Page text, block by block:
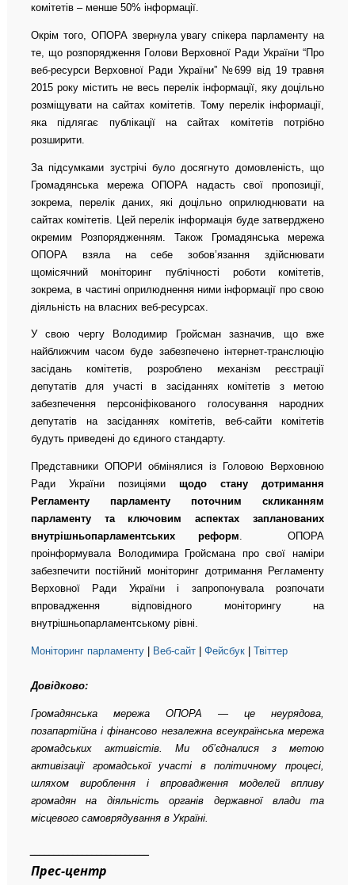
комітетів – менше 50% інформації.
Окрім того, ОПОРА звернула увагу спікера парламенту на
те, що розпорядження Голови Верховної Ради України “Про
веб-ресурси Верховної Ради України” №699 від 19 травня
2015 року містить не весь перелік інформації, яку доцільно
розміщувати на сайтах комітетів. Тому перелік інформації,
яка підлягає публікації на сайтах комітетів потрібно
розширити.
За підсумками зустрічі було досягнуто домовленість, що
Громадянська мережа ОПОРА надасть свої пропозиції,
зокрема, перелік даних, які доцільно оприлюднювати на
сайтах комітетів. Цей перелік інформація буде затверджено
окремим Розпорядженням. Також Громадянська мережа
ОПОРА взяла на себе зобов’язання здійснювати
щомісячний моніторинг публічності роботи комітетів,
зокрема, в частині оприлюднення ними інформації про свою
діяльність на власних веб-ресурсах.
У свою чергу Володимир Гройсман зазначив, що вже
найближчим часом буде забезпечено інтернет-транслюцію
засідань комітетів, розроблено механізм реєстрації
депутатів для участі в засіданнях комітетів з метою
забезпечення персоніфікованого голосування народних
депутатів на засіданнях комітетів, веб-сайти комітетів
будуть приведені до єдиного стандарту.
Представники ОПОРИ обмінялися із Головою Верховною
Ради України позиціями щодо стану дотримання
Регламенту парламенту поточним скликанням
парламенту та ключовим аспектах запланованих
внутрішньопарламентських реформ. ОПОРА
проінформувала Володимира Гройсмана про свої наміри
забезпечити постійний моніторинг дотримання Регламенту
Верховної Ради України і запропонувала розпочати
впровадження відповідного моніторингу на
внутрішньопарламентському рівні.
Моніторинг парламенту| Веб-сайт| Фейсбук| Твіттер
Довідково:
Громадянська мережа ОПОРА — це неурядова,
позапартійна і фінансово незалежна всеукраїнська мережа
громадських активістів. Ми об’єдналися з метою
активізації громадської участі в політичному процесі,
шляхом вироблення і впровадження моделей впливу
громадян на діяльність органів державної влади та
місцевого самоврядування в Україні.
Прес-центр